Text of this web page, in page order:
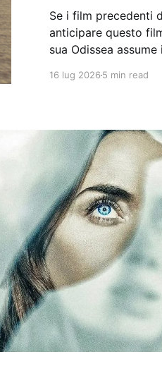
Se i film precedenti
anticipare questo
sua Odissea
16 lug 20265 min read